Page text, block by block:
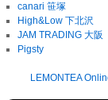
canari 笹塚
High&Low 下北沢
JAM TRADING 大阪
Pigsty
LEMONTEA